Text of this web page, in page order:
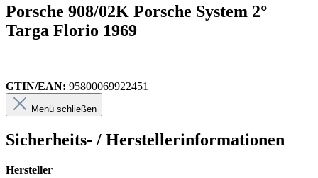
Porsche 908/02K Porsche System 2°
Targa Florio 1969
GTIN/EAN: 95800069922451
Menü schließen
Sicherheits- / Herstellerinformationen
Hersteller